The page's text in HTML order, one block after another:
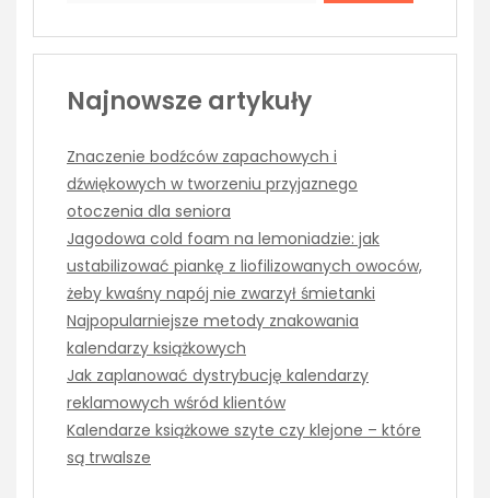
Najnowsze artykuły
Znaczenie bodźców zapachowych i
dźwiękowych w tworzeniu przyjaznego
otoczenia dla seniora
Jagodowa cold foam na lemoniadzie: jak
ustabilizować piankę z liofilizowanych owoców,
żeby kwaśny napój nie zwarzył śmietanki
Najpopularniejsze metody znakowania
kalendarzy książkowych
Jak zaplanować dystrybucję kalendarzy
reklamowych wśród klientów
Kalendarze książkowe szyte czy klejone – które
są trwalsze